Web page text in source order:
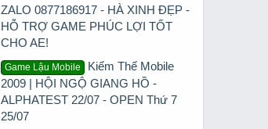
ZALO 0877186917 - HÀ XINH ĐẸP -
HỖ TRỢ GAME PHÚC LỢI TỐT
CHO AE!
Game Lậu Mobile
Kiếm Thế Mobile
2009 | HỘI NGỘ GIANG HỒ -
ALPHATEST 22/07 - OPEN Thứ 7
25/07